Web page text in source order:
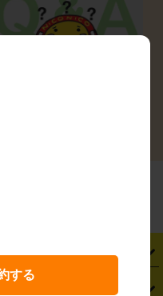
県 ・
する